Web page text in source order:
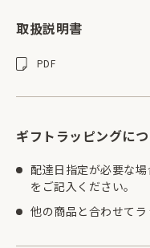
取扱説明書
PDF
ギフトラッピングに
配達日指定が必要な
をご記入ください。
他の商品と合わせてラ